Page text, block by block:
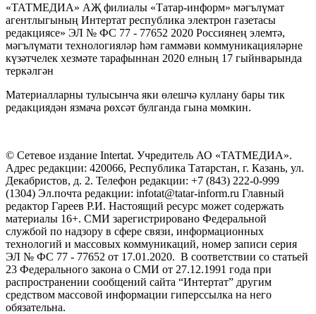
«ТАТМЕДИА» АҖ филиалы «Татар-информ» мәгълүмат
агентлыгының Интертат республика электрон газетасы
редакциясе» ЭЛ № ФС 77 - 77652 2020 Россиянең элемтә,
мәгълүмати технологияләр һәм гаммәви коммуникацияләрне
күзәтчелек хезмәте тарафыннан 2020 елның 17 гыйнварында
теркәлгән
Материалларны тулысынча яки өлешчә куллану бары тик
редакциядән язмача рөхсәт булганда гына мөмкин.
© Сетевое издание Intertat. Учредитель АО «ТАТМЕДИА».
Адрес редакции: 420066, Республика Татарстан, г. Казань, ул.
Декабристов, д. 2. Телефон редакции: +7 (843) 222-0-999
(1304) Эл.почта редакции: infotat@tatar-inform.ru Главный
редактор Гареев Р.И. Настоящий ресурс может содержать
материалы 16+. СМИ зарегистрировано Федеральной
службой по надзору в сфере связи, информационных
технологий и массовых коммуникаций, номер записи серия
ЭЛ № ФС 77 - 77652 от 17.01.2020. В соответствии со статьей
23 Федерального закона о СМИ от 27.12.1991 года при
распространении сообщений сайта “Интертат” другим
средством массовой информации гиперссылка на него
обязательна.